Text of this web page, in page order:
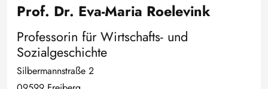
Prof. Dr. Eva-Maria Roelevink
Professorin für Wirtschafts- und
Sozialgeschichte
Silbermannstraße 2